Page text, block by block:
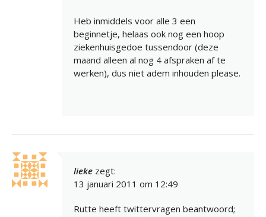
Heb inmiddels voor alle 3 een
beginnetje, helaas ook nog een hoop
ziekenhuisgedoe tussendoor (deze
maand alleen al nog 4 afspraken af te
werken), dus niet adem inhouden please.
lieke zegt:
13 januari 2011 om 12:49
Rutte heeft twittervragen beantwoord;